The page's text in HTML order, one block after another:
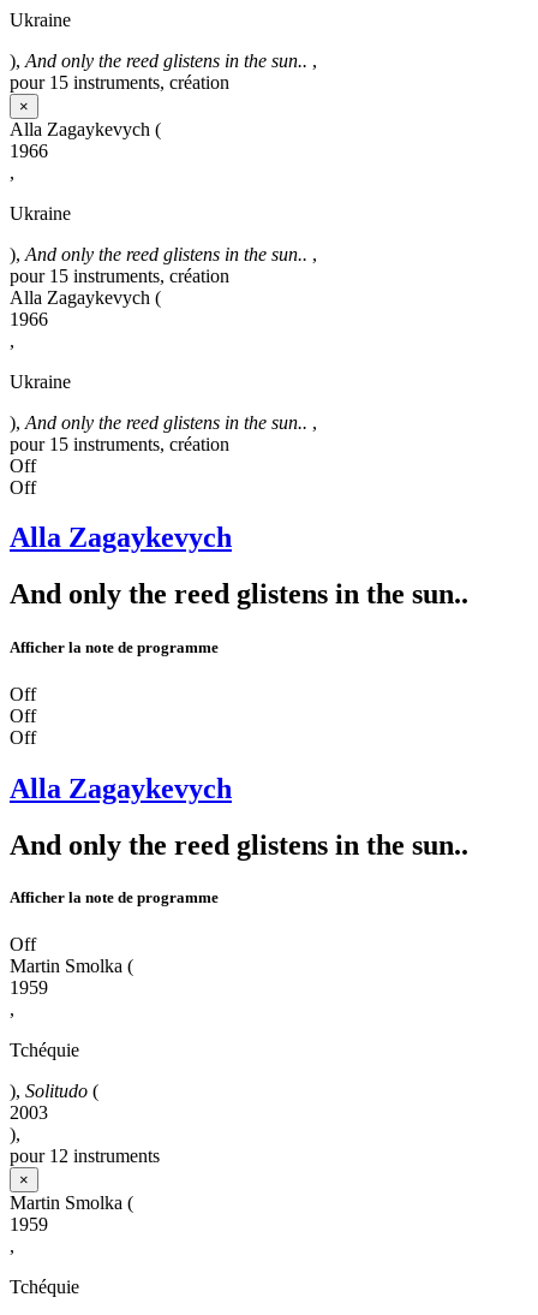
Ukraine
), And only the reed glistens in the sun.. ,
pour 15 instruments, création
×
Alla Zagaykevych (
1966
,
Ukraine
), And only the reed glistens in the sun.. ,
pour 15 instruments, création
Alla Zagaykevych (
1966
,
Ukraine
), And only the reed glistens in the sun.. ,
pour 15 instruments, création
Off
Off
Alla Zagaykevych
And only the reed glistens in the sun..
Afficher la note de programme
Off
Off
Off
Alla Zagaykevych
And only the reed glistens in the sun..
Afficher la note de programme
Off
Martin Smolka (
1959
,
Tchéquie
), Solitudo (
2003
),
pour 12 instruments
×
Martin Smolka (
1959
,
Tchéquie